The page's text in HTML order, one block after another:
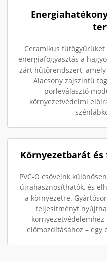
Ceramikus fűtőgyűrűket
energiafogyasztás a
zárt hűtőrendszert,
Alacsony zajszintű
porleválasztó
környezetvédelmi
Környezetbarát
PVC-O csöveink
újrahasznosíthatók, és
a környezetre.
teljesítményt
előmozdításához – egy